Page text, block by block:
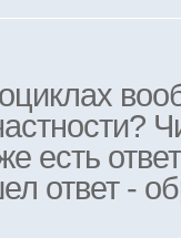
есть
ответ -